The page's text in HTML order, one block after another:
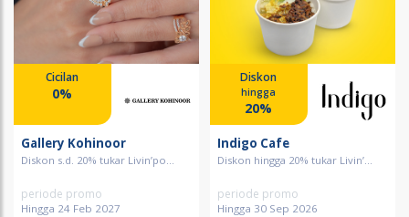
Cicilan
0%
Gallery Kohinoor
Diskon s.d. 20% tukar Livin’po...
periode promo
Hingga 24 Feb 2027
Diskon
hingga
20%
Indigo Cafe
Diskon hingga 20% tukar Livin’...
periode promo
Hingga 30 Sep 2026